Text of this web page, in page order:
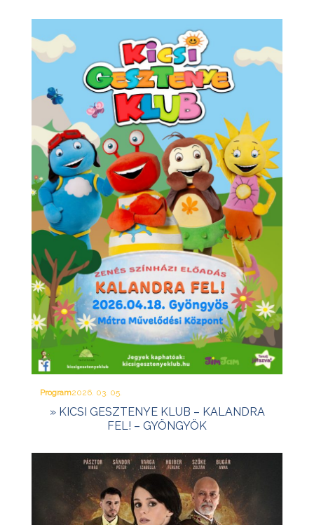
Program2026. 03. 05.
» KICSI GESZTENYE KLUB – KALANDRA
FEL! – GYÖNGYÖK